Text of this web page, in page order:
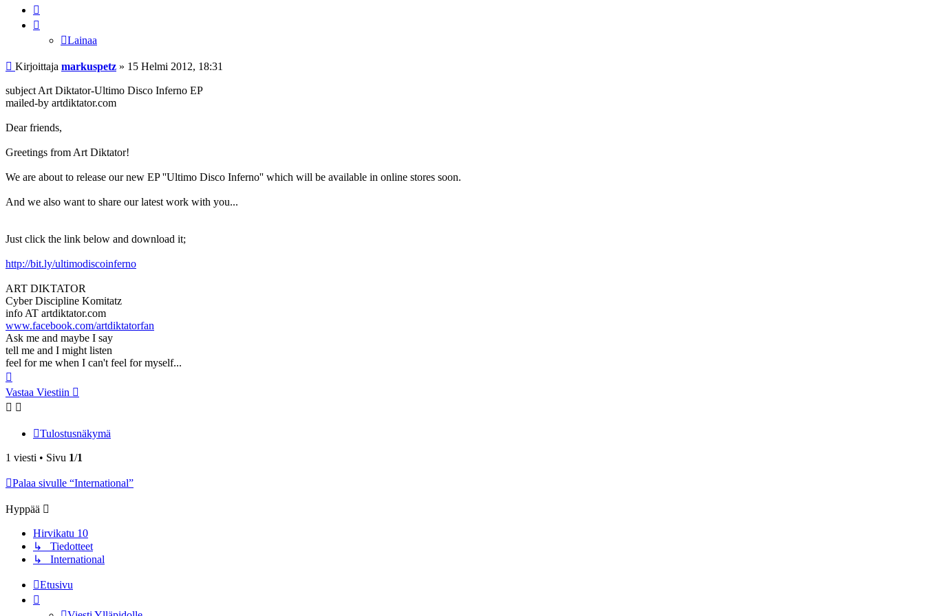
Lainaa
Viesti
Kirjoittaja markuspetz » 15 Helmi 2012, 18:31
subject Art Diktator-Ultimo Disco Inferno EP
mailed-by artdiktator.com
Dear friends,
Greetings from Art Diktator!
We are about to release our new EP ''Ultimo Disco Inferno'' which will be available in online stores soon.
And we also want to share our latest work with you...
Just click the link below and download it;
http://bit.ly/ultimodiscoinferno
ART DIKTATOR
Cyber Discipline Komitatz
info AT artdiktator.com
www.facebook.com/artdiktatorfan
Ask me and maybe I say
tell me and I might listen
feel for me when I can't feel for myself...
Vastaa Viestiin
Tulostusnäkymä
1 viesti • Sivu 1/1
Palaa sivulle “International”
Hyppää
Hirvikatu 10
↳ Tiedotteet
↳ International
Etusivu